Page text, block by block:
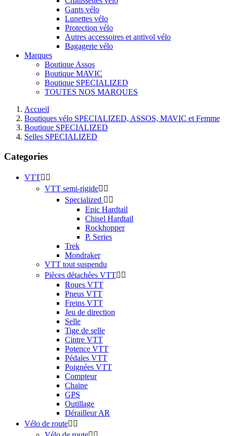
Gants vélo
Lunettes vélo
Protection vélo
Autres accessoires et antivol vélo
Bagagerie vélo
Marques
Boutique Assos
Boutique MAVIC
Boutique SPECIALIZED
TOUTES NOS MARQUES
Accueil
Boutiques vélo SPECIALIZED, ASSOS, MAVIC et Femme
Boutique SPECIALIZED
Selles SPECIALIZED
Categories
VTT 
VTT semi-rigide 
Specialized  
Epic Hardtail
Chisel Hardtail
Rockhopper
P. Series
Trek
Mondraker
VTT tout suspendu
Pièces détachées VTT 
Roues VTT
Pneus VTT
Freins VTT
Jeu de direction
Selle
Tige de selle
Cintre VTT
Potence VTT
Pédales VTT
Poignées VTT
Compteur
Chaine
GPS
Outillage
Dérailleur AR
Vélo de route 